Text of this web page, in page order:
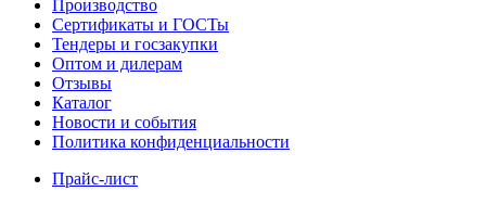
Производство
Сертификаты и ГОСТы
Тендеры и госзакупки
Оптом и дилерам
Отзывы
Каталог
Новости и события
Политика конфиденциальности
Прайс-лист